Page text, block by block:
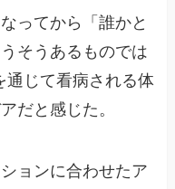
ってから「誰かと
そうあるものでは
通じて看病される体
だと感じた。
ョンに合わせたア